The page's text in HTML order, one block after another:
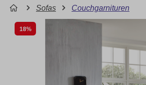
Sofas Couchgarnituren
18%